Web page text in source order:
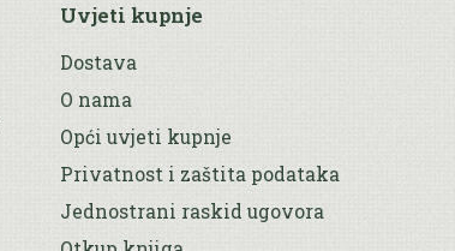
Uvjeti kupnje
Dostava
O nama
Opći uvjeti kupnje
Privatnost i zaštita podataka
Jednostrani raskid ugovora